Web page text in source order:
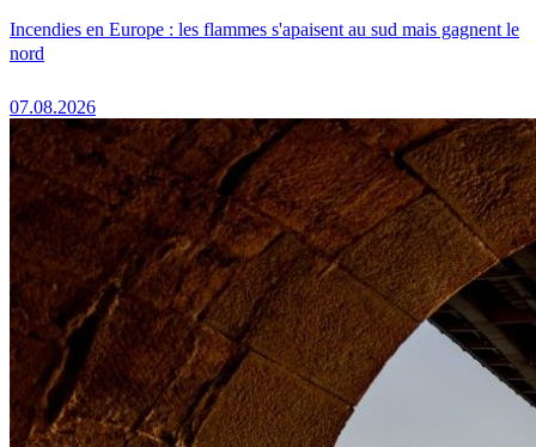
Incendies en Europe : les flammes s'apaisent au sud mais gagnent le
nord
07.08.2026